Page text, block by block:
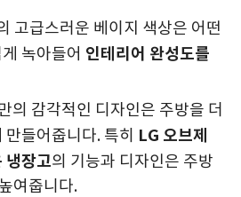
고급스러운 베이지 색상은 어떤
녹아들어 인테리어 완성도를
의 감각적인 디자인은 주방을 더
들어줍니다. 특히 LG 오브제
냉장고의 기능과 디자인은 주방
여줍니다.